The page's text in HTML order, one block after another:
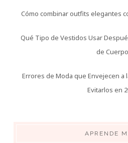
Cómo combinar outfits elegantes
Qué Tipo de Vestidos Usar
de Cuerpo
Errores de Moda que Envejecen a
Evitarlos en
APRENDE